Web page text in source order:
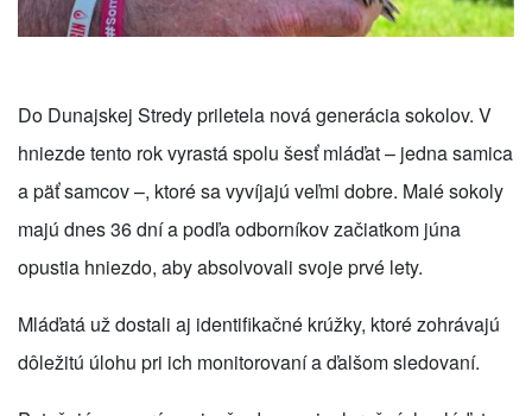
Do Dunajskej Stredy priletela nová generácia sokolov. V
hniezde tento rok vyrastá spolu šesť mláďat – jedna samica
a päť samcov –, ktoré sa vyvíjajú veľmi dobre. Malé sokoly
majú dnes 36 dní a podľa odborníkov začiatkom júna
opustia hniezdo, aby absolvovali svoje prvé lety.
Mláďatá už dostali aj identifikačné krúžky, ktoré zohrávajú
dôležitú úlohu pri ich monitorovaní a ďalšom sledovaní.